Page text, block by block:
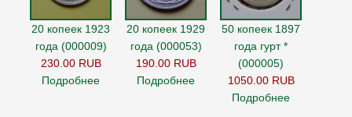
20 копеек 1923
года (000009)
230.00 RUB
Подробнее
20 копеек 1929
года (000053)
190.00 RUB
Подробнее
50 копеек 1897
года гурт *
(000005)
1050.00 RUB
Подробнее